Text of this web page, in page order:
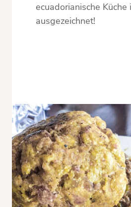
ecuadorianische Küche
ausgezeichnet!